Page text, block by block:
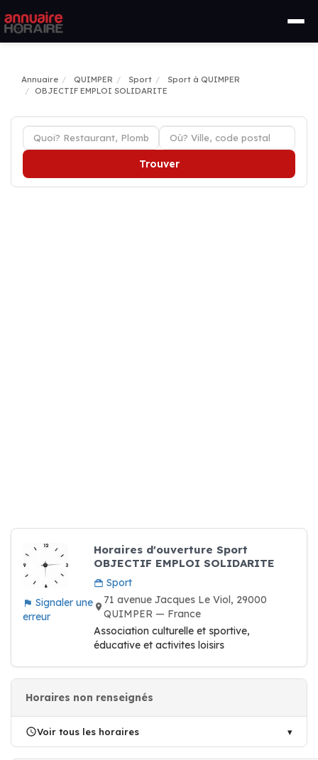
Annuaire QUIMPER Sport
Sport à QUIMPER
OBJECTIF EMPLOI SOLIDARITE
Trouver
Signaler une
erreur
Horaires d'ouverture Sport
OBJECTIF EMPLOI SOLIDARITE
Sport
71 avenue Jacques Le Viol, 29000
QUIMPER — France
Association culturelle et sportive,
éducative et activites loisirs
Horaires non renseignés
Voir tous les horaires